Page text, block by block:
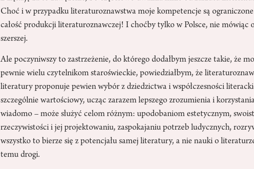
Choć i w przypadku literaturoznawstwa moje kompetencje są
całość produkcji literaturoznawczej! I choćby tylko w Polsce, nie mówiąc
szerszej.
Ale poczyniwszy to zastrzeżenie, do którego dodałbym jeszcze takie, że
pewnie wielu czytelnikom staroświeckie, powiedziałbym, że
literatury proponuje pewien wybór z dziedzictwa i współczesności
szczególnie wartościowy, ucząc zarazem lepszego zrozumienia i
wiadomo – może służyć celom różnym: upodobaniom estetycznym,
rzeczywistości i jej projektowaniu, zaspokajaniu potrzeb ludycznych,
wszystko to bierze się z potencjału samej literatury, a nie nauki o
temu drogi.